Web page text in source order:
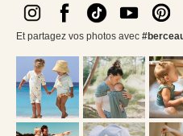
Et partagez vos photos avec